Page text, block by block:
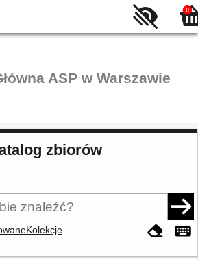
0
ASP w Warszawie
zbiorów
Kolekcje